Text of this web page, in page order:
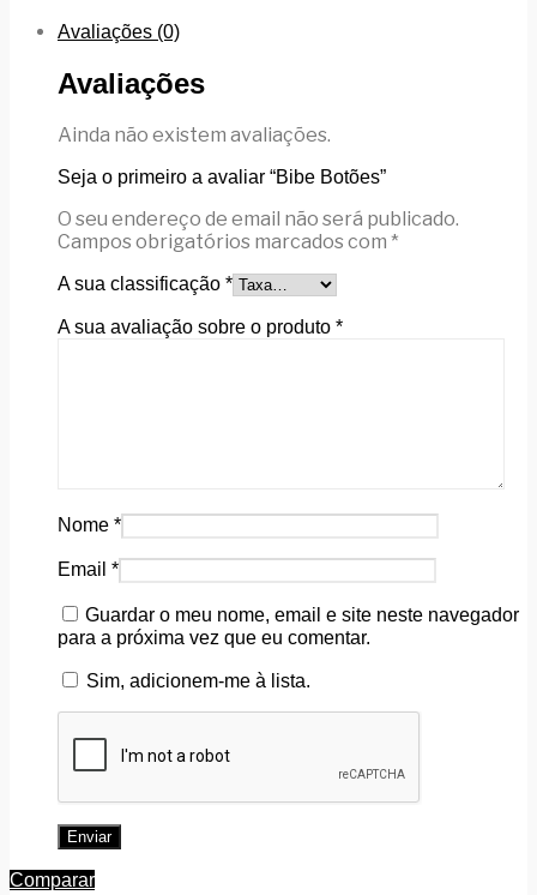
Avaliações (0)
Avaliações
Ainda não existem avaliações.
Seja o primeiro a avaliar “Bibe Botões”
O seu endereço de email não será publicado.
Campos obrigatórios marcados com *
A sua classificação *
A sua avaliação sobre o produto *
Nome *
Email *
Guardar o meu nome, email e site neste navegador
para a próxima vez que eu comentar.
Sim, adicionem-me à lista.
Comparar